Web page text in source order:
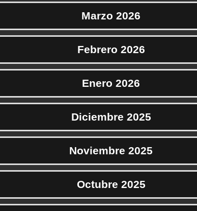
Marzo 2026
Febrero 2026
Enero 2026
Diciembre 2025
Noviembre 2025
Octubre 2025